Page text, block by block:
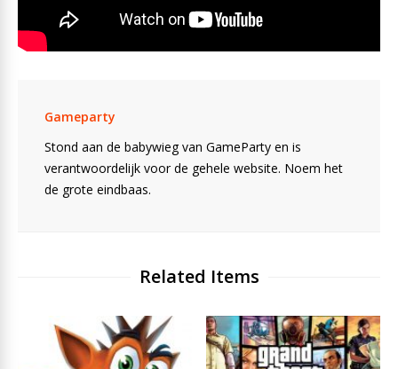
Gameparty
Stond aan de babywieg van GameParty en is
verantwoordelijk voor de gehele website. Noem het
de grote eindbaas.
Related Items